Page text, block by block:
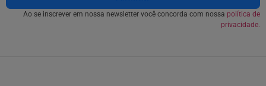
Ao se inscrever em nossa newsletter você concorda com nossa política de
privacidade.